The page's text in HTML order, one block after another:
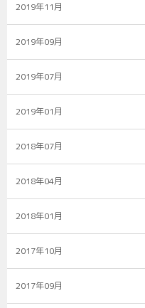
2019年11月
2019年09月
2019年07月
2019年01月
2018年07月
2018年04月
2018年01月
2017年10月
2017年09月